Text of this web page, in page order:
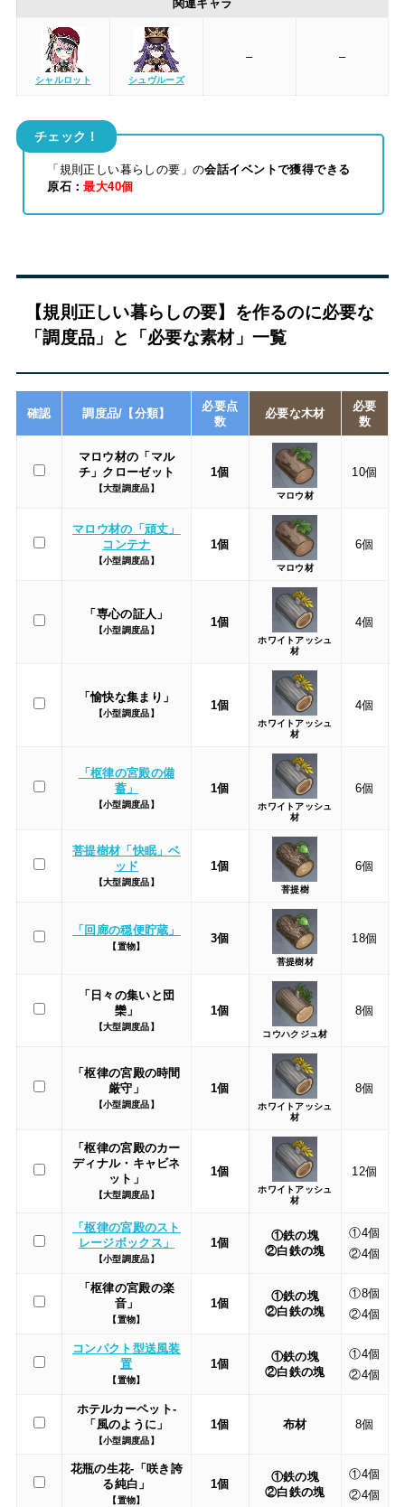
関連キャラ
シャルロット シュヴルーズ
– –
チェック！
「規則正しい暮らしの要」の会話イベントで獲得できる
原石：最大40個
【規則正しい暮らしの要】を作るのに必要な
「調度品」と「必要な素材」一覧
確認 調度品/【分類】
必要点
数
必要な木材
必要
数
マロウ材の「マル
チ」クローゼット
【大型調度品】
1個
マロウ材
10個
マロウ材の「頑丈」
コンテナ
【小型調度品】
1個
マロウ材
6個
「専心の証人」
【小型調度品】
1個
ホワイトアッシュ
材
4個
「愉快な集まり」
【小型調度品】
1個
ホワイトアッシュ
材
4個
「枢律の宮殿の備
蓄」
【小型調度品】
1個
ホワイトアッシュ
材
6個
菩提樹材「快眠」ベ
ッド
【大型調度品】
1個
菩提樹
6個
「回廊の穏便貯蔵」
【置物】
3個
菩提樹材
18個
「日々の集いと団
欒」
【大型調度品】
1個
コウハクジュ材
8個
「枢律の宮殿の時間
厳守」
【小型調度品】
1個
ホワイトアッシュ
材
8個
「枢律の宮殿のカー
ディナル・キャビネ
ット」
【大型調度品】
1個
ホワイトアッシュ
材
12個
「枢律の宮殿のスト
レージボックス」
【小型調度品】
1個
①鉄の塊
②白鉄の塊
①4個
②4個
「枢律の宮殿の楽
音」
【置物】
1個
①鉄の塊
②白鉄の塊
①8個
②4個
コンパクト型送風装
置
【置物】
1個
①鉄の塊
②白鉄の塊
①4個
②4個
ホテルカーペット-
「風のように」
【小型調度品】
1個 布材 8個
花瓶の生花-「咲き誇
る純白」
【置物】
1個
①鉄の塊
②白鉄の塊
①4個
②4個